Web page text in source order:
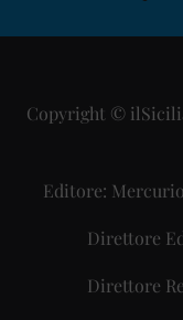
Copyright ©
Editore:
Direttore
Direttore